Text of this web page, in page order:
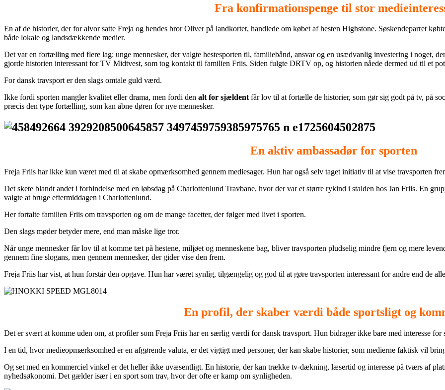
Fra konfirmationspenge til stor
En af de historier, der for alvor satte Freja og hendes bror Oliver på landkortet, handlede om købet af hesten Highstone. Søskendeparret
både lokale og landsdækkende medier.
Det var en fortælling med flere lag: unge mennesker, der valgte hestesporten til, familiebånd, ansvar og en usædvanlig investering i noget,
gjorde historien interessant for TV Midtvest, som tog kontakt til familien Friis. Siden fulgte DRTV op, og historien nåede dermed ud til et
For dansk travsport er den slags omtale guld værd.
Ikke fordi sporten mangler kvalitet eller drama, men fordi den alt for sjældentfår lov til at fortælle de historier, som gør sig godt på tv, på
præcis den type fortælling, som kan åbne døren for nye mennesker.
En aktiv ambassadør for sporten
Freja Friis har ikke kun været med til at skabe opmærksomhed gennem mediesager. Hun har også selv taget initiativ til at vise travsporten
Det skete blandt andet i forbindelse med en løbsdag på Charlottenlund Travbane, hvor der var et større rykind i stalden hos Jan Friis. En
valgte at bruge eftermiddagen i Charlottenlund.
Her fortalte familien Friis om travsporten og om de mange facetter, der følger med livet i sporten.
Den slags møder betyder mere, end man måske lige tror.
Når unge mennesker får lov til at komme tæt på hestene, miljøet og menneskene bag, bliver travsporten pludselig mindre fjern og mere
gennem fine slogans, men gennem mennesker, der gider vise den frem.
Freja Friis har vist, at hun forstår den opgave. Hun har været synlig, tilgængelig og god til at gøre travsporten interessant for andre end de
En profil, der skaber værdi både sportsligt og
Det er svært at komme uden om, at profiler som Freja Friis har en særlig værdi for dansk travsport. Hun bidrager ikke bare med interesse for
I en tid, hvor medieopmærksomhed er en afgørende valuta, er det vigtigt med personer, der kan skabe historier, som medierne faktisk vil
Og set med en kommerciel vinkel er det heller ikke uvæsentligt. En historie, der kan trække tv-dækning, læsertid og interesse på tværs af
nyhedsøkonomi. Det gælder især i en sport som trav, hvor der ofte er kamp om synligheden.